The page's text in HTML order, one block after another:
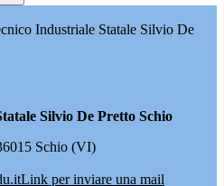
Industriale Statale Silvio De
Silvio De Pretto Schio
Schio (VI)
Link per inviare una mail